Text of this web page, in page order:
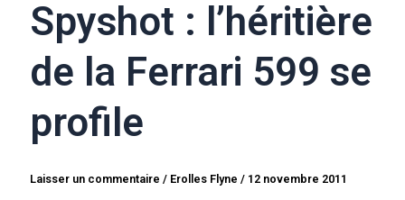
Spyshot : l’héritière
de la Ferrari 599 se
profile
Laisser un commentaire / Erolles Flyne/ 12 novembre 2011